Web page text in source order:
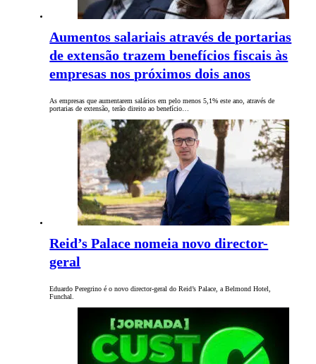
Aumentos salariais através de portarias
de extensão trazem benefícios fiscais às
empresas nos próximos dois anos
As empresas que aumentarem salários em pelo menos 5,1% este ano, através de
portarias de extensão, terão direito ao benefício…
Reid’s Palace nomeia novo director-
geral
Eduardo Peregrino é o novo director-geral do Reid’s Palace, a Belmond Hotel,
Funchal.